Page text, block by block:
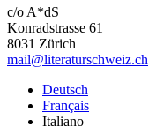
c/o A*dS
Konradstrasse 61
8031 Zürich
mail@literaturschweiz.ch
Deutsch
Français
Italiano